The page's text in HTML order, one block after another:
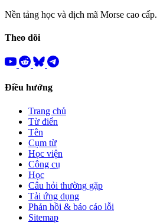
Nền tảng học và dịch mã Morse cao cấp.
Theo dõi
Điều hướng
Trang chủ
Từ điển
Tên
Cụm từ
Học viện
Công cụ
Học
Câu hỏi thường gặp
Tải ứng dụng
Phản hồi & báo cáo lỗi
Sitemap